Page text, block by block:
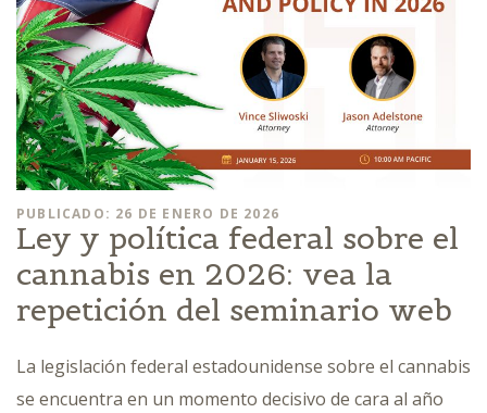
PUBLICADO: 26 DE ENERO DE 2026
Ley y política federal sobre el
cannabis en 2026: vea la
repetición del seminario web
La legislación federal estadounidense sobre el cannabis
se encuentra en un momento decisivo de cara al año